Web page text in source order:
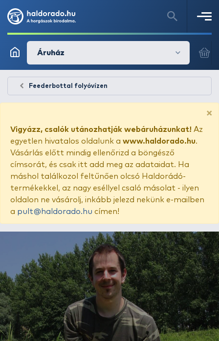
Áruház
Feederbottal folyóvízen
×
Vigyázz, csalók utánozhatják webáruházunkat! Az
egyetlen hivatalos oldalunk a www.haldorado.hu.
Vásárlás előtt mindig ellenőrizd a böngésző
címsorát, és csak itt add meg az adataidat. Ha
máshol találkozol feltűnően olcsó Haldorádó-
termékekkel, az nagy eséllyel csaló másolat - ilyen
oldalon ne vásárolj, inkább jelezd nekünk e-mailben
a pult@haldorado.hu címen!